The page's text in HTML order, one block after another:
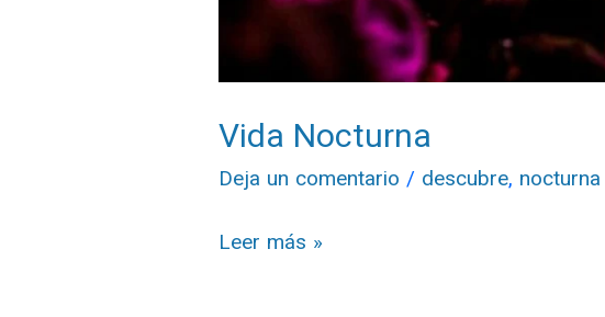
Vida Nocturna
Deja un comentario / descubre, nocturna
Leer más »